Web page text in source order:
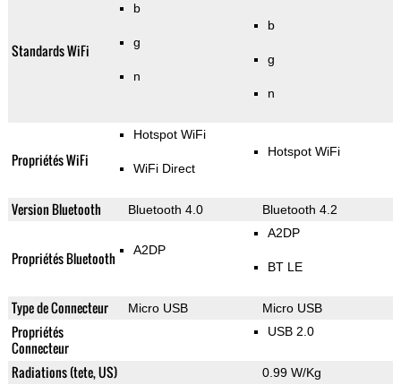
Standards WiFi
b
g
n
b
g
n
Propriétés WiFi
Hotspot WiFi
WiFi Direct
Hotspot WiFi
Version Bluetooth Bluetooth 4.0 Bluetooth 4.2
Propriétés Bluetooth A2DP
A2DP
BT LE
Type de Connecteur Micro USB Micro USB
Propriétés
Connecteur
USB 2.0
Radiations (tete, US) 0.99 W/Kg